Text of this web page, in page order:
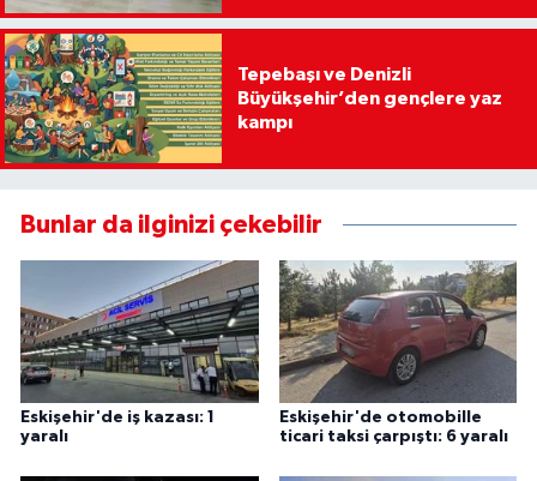
Tepebaşı ve Denizli
Büyükşehir’den gençlere yaz
kampı
Bunlar da ilginizi çekebilir
Eskişehir'de iş kazası: 1
yaralı
Eskişehir'de otomobille
ticari taksi çarpıştı: 6 yaralı